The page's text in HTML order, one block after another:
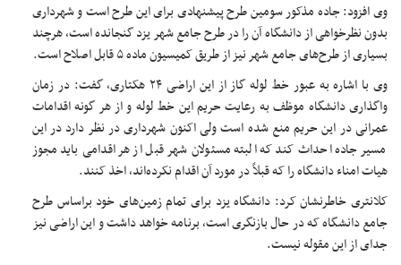
وی افزود: جاده مذکور سومین طرح پیشنهادی برای این طرح است و شهرداری
بدون نظرخواهی از دانشگاه آن را در طرح جامع شهر یزد گنجانده است، هرچند
بسیاری از طرح‌های جامع شهر نیز از طریق کمیسیون ماده ۵ قابل اصلاح است.
وی با اشاره به عبور خط لوله گاز از این اراضی ۲۴ هکتاری، گفت: در زمان
واگذاری دانشگاه موظف به رعایت حریم این خط لوله و از هر گونه اقدامات
عمرانی در این حریم منع شده است ولی اکنون شهرداری در نظر دارد در این
مسیر جاده احداث کند که البته مسئولان شهر قبل از هر اقدامی باید مجوز
هیات امناء دانشگاه را که قبلاً در مورد آن اقدام نکرده‌اند، اخذ کنند.
کلانتری خاطرنشان کرد: دانشگاه یزد برای تمام زمین‌های خود براساس طرح
جامع دانشگاه که در حال بازنگری است، برنامه خواهد داشت و این اراضی نیز
جدای از این مقوله نیست.